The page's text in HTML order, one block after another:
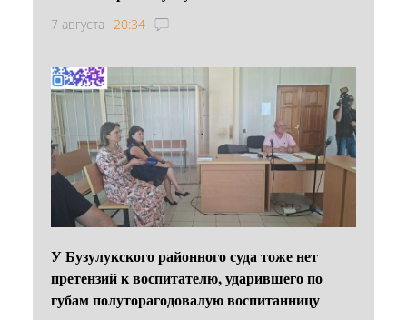
7 августа 20:34
У Бузулукского районного суда тоже нет
претензий к воспитателю, ударившего по
губам полуторагодовалую воспитанницу